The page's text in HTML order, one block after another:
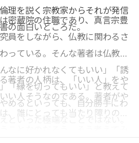
理を説く宗教家からそれが発信
の面白いところだ。
密蔵院の住職であり、真言宗豊
員をしながら、仏教に関わるさ
っている。そんな著者は仏教的
なに好かれなくてもいい」「誘
「縁を切ってもいい」と教えて
めるといっても、自分勝手にわ
言ったり、依存してくる人に対
著者の人柄は、「いい人」をや
い人そうなのである。著者がや
、誰にとっても当たり障りのな